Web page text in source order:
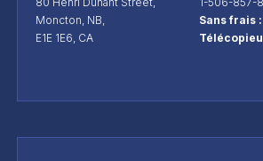
Moncton, NB,
E1E 1E6, CA
Sans frais :